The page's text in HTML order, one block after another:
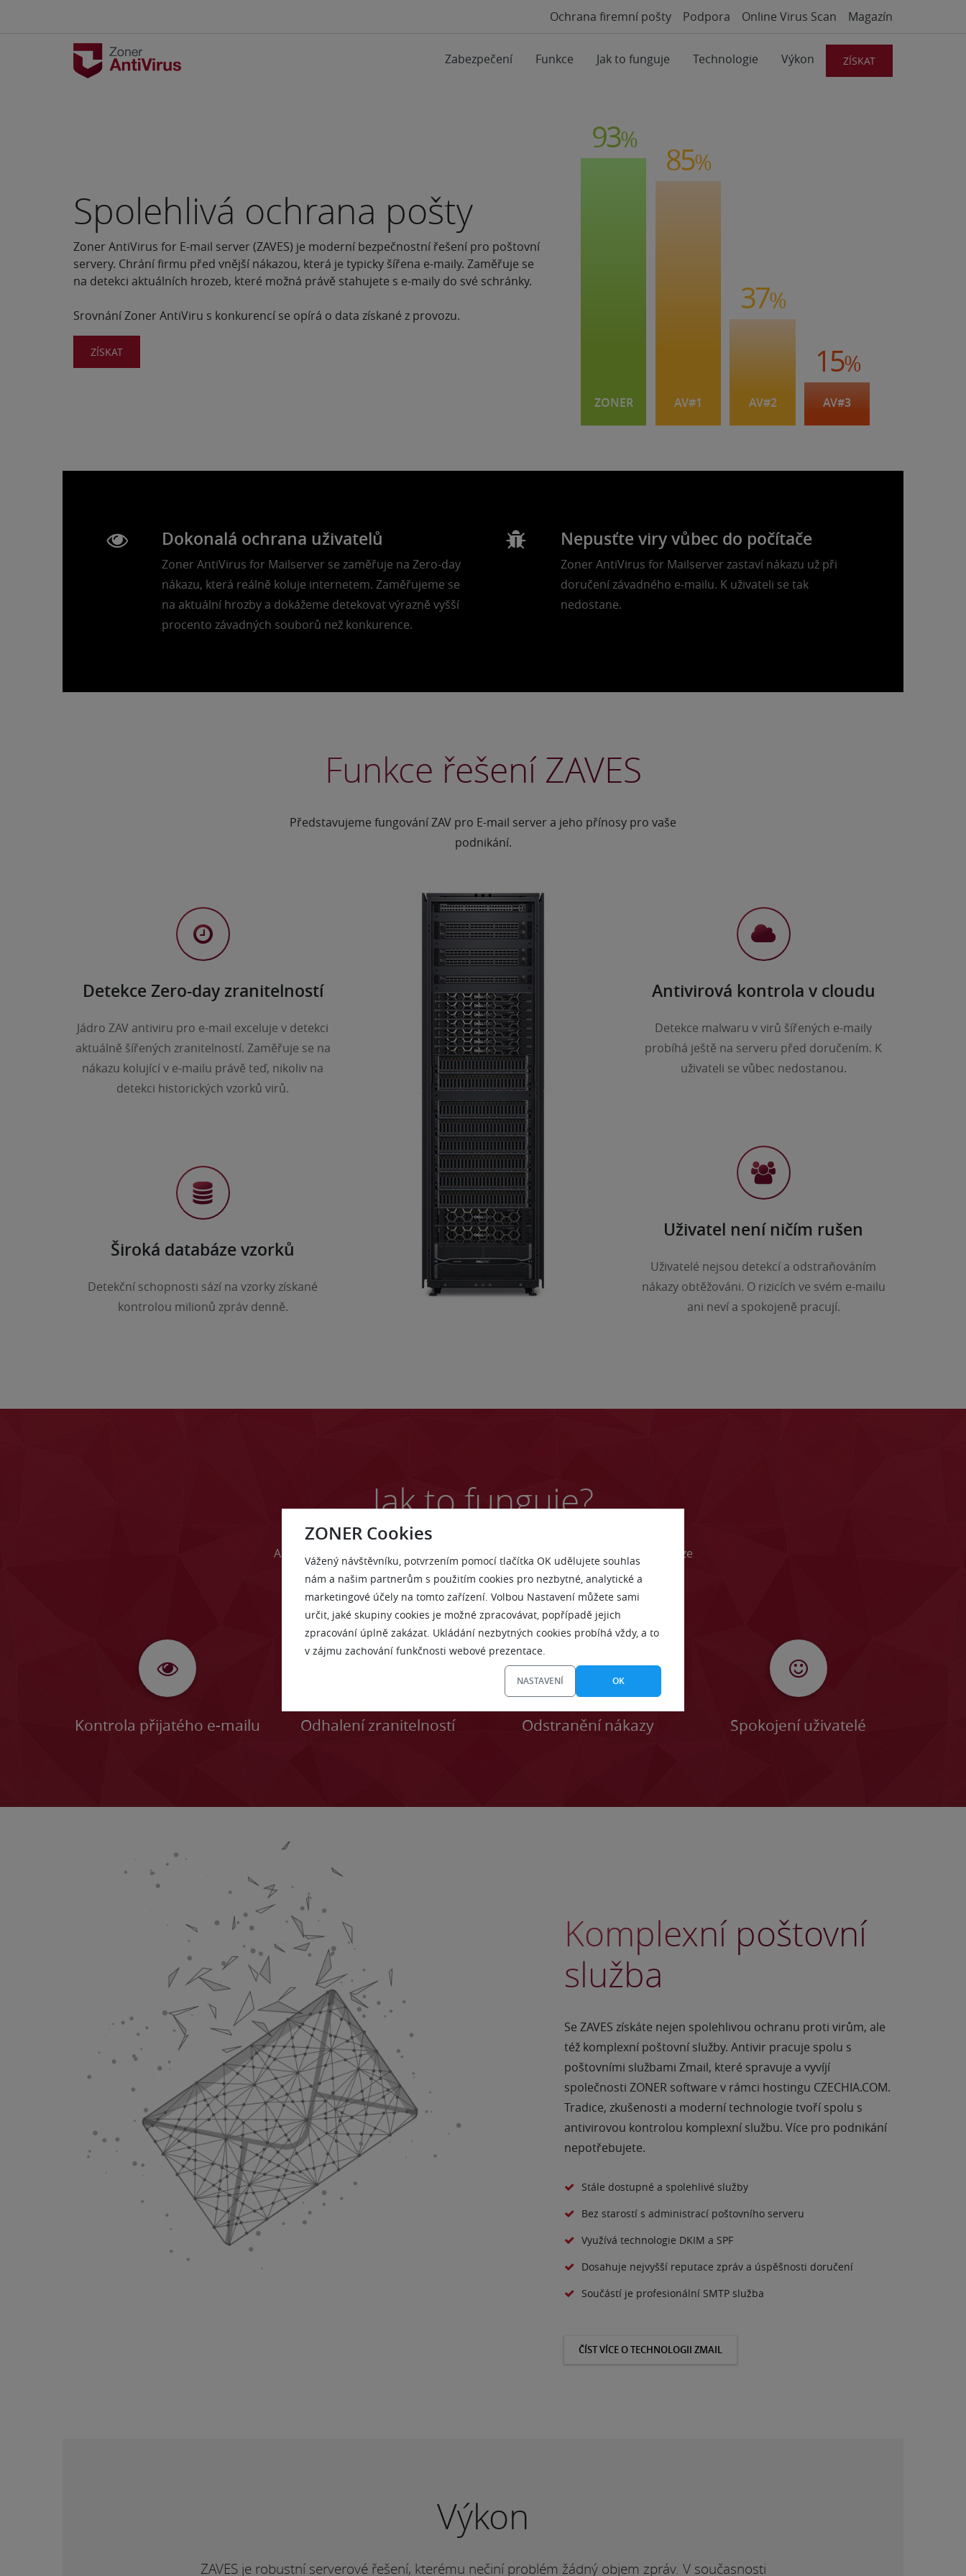
ZONER Cookies
Vážený návštěvníku, potvrzením pomocí tlačítka OK udělujete souhlas
nám a našim partnerům s použitím cookies pro nezbytné, analytické a
marketingové účely na tomto zařízení. Volbou Nastavení můžete sami
určit, jaké skupiny cookies je možné zpracovávat, popřípadě jejich
zpracování úplně zakázat. Ukládání nezbytných cookies probíhá vždy, a to
v zájmu zachování funkčnosti webové prezentace.
NASTAVENÍ OK
Ochrana firemní pošty Podpora Online Virus Scan Magazín
Zabezpečení Funkce Jak to funguje Technologie Výkon ZÍSKAT
Spolehlivá ochrana pošty
Zoner AntiVirus for E-mail server (ZAVES) je moderní bezpečnostní řešení pro poštovní
servery. Chrání firmu před vnější nákazou, která je typicky šířena e-maily. Zaměřuje se
na detekci aktuálních hrozeb, které možná právě stahujete s e-maily do své schránky.
Srovnání Zoner AntiViru s konkurencí se opírá o data získané z provozu.
ZÍSKAT
93%
ZONER
85%
AV#1
37%
AV#2
15%
AV#3
Dokonalá ochrana uživatelů
Zoner AntiVirus for Mailserver se zaměřuje na Zero-day
nákazu, která reálně koluje internetem. Zaměřujeme se
na aktuální hrozby a dokážeme detekovat výrazně vyšší
procento závadných souborů než konkurence.
Nepusťte viry vůbec do počítače
Zoner AntiVirus for Mailserver zastaví nákazu už při
doručení závadného e-mailu. K uživateli se tak
nedostane.
Funkce řešení ZAVES
Představujeme fungování ZAV pro E-mail server a jeho přínosy pro vaše
podnikání.
Detekce Zero-day zranitelností
Jádro ZAV antiviru pro e-mail exceluje v detekci
aktuálně šířených zranitelností. Zaměřuje se na
nákazu kolující v e-mailu právě teď, nikoliv na
detekci historických vzorků virů.
Široká databáze vzorků
Detekční schopnosti sází na vzorky získané
kontrolou milionů zpráv denně.
Antivirová kontrola v cloudu
Detekce malwaru v virů šířených e-maily
probíhá ještě na serveru před doručením. K
uživateli se vůbec nedostanou.
Uživatel není ničím rušen
Uživatelé nejsou detekcí a odstraňováním
nákazy obtěžováni. O rizicích ve svém e-mailu
ani neví a spokojeně pracují.
Jak to funguje?
Antivirová ochrana e-mailu od ZONER AntiVirus je vůči aktuálně šířené nákaze
účinnější, než konvenční řešení pro desktop. Podívejte se jak funguje.
Kontrola přijatého e-mailu Odhalení zranitelností Odstranění nákazy Spokojení uživatelé
Komplexní poštovní
služba
Se ZAVES získáte nejen spolehlivou ochranu proti virům, ale
též komplexní poštovní služby. Antivir pracuje spolu s
poštovními službami Zmail, které spravuje a vyvíjí
společnosti ZONER software v rámci hostingu CZECHIA.COM.
Tradice, zkušenosti a moderní technologie tvoří spolu s
antivirovou kontrolou komplexní službu. Více pro podnikání
nepotřebujete.
Stále dostupné a spolehlivé služby
Bez starostí s administrací poštovního serveru
Využívá technologie DKIM a SPF
Dosahuje nejvyšší reputace zpráv a úspěšnosti doručení
Součástí je profesionální SMTP služba
ČÍST VÍCE O TECHNOLOGII ZMAIL
Výkon
ZAVES je robustní serverové řešení, kterému nečiní problém žádný objem zpráv. V současnosti